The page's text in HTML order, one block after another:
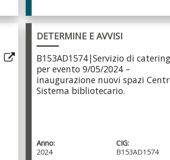
DETERMINE E AVVISI
B153AD1574|Servizio di catering
per evento 9/05/2024 –
inaugurazione nuovi spazi
Sistema bibliotecario.
Anno:
2024
CIG:
B153AD1574